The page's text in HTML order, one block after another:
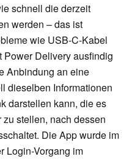
schnell die derzeit
werden – das ist
wie USB-C-Kabel
Power Delivery ausfindig
Anbindung an eine
dieselben Informationen
darstellen kann, die es
stellen, nach dessen
Die App wurde im
Login-Vorgang im